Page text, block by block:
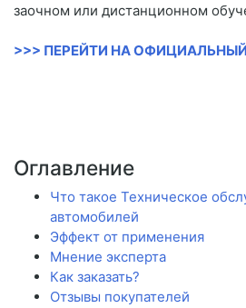
заочном или дистанционном
>>> ПЕРЕЙТИ НА
Оглавление
Что такое Техническое
автомобилей
Эффект от применения
Мнение эксперта
Как заказать?
Отзывы покупателей